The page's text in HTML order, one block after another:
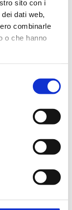
sito con i
dati web,
combinarle
o che hanno
45